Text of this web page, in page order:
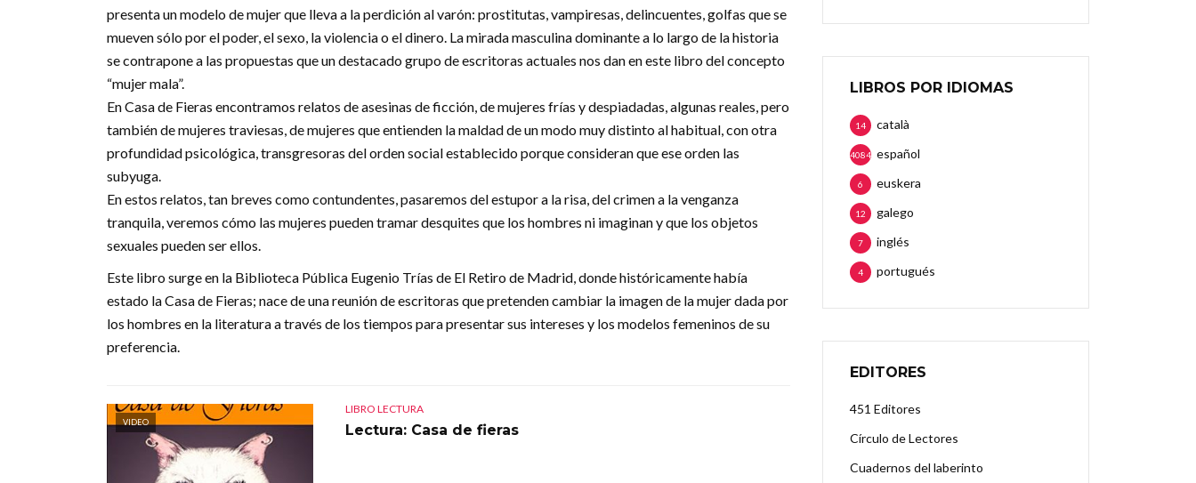
presenta un modelo de mujer que lleva a la perdición al varón: prostitutas, vampiresas, delincuentes, golfas que se
mueven sólo por el poder, el sexo, la violencia o el dinero. La mirada masculina dominante a lo largo de la historia
se contrapone a las propuestas que un destacado grupo de escritoras actuales nos dan en este libro del concepto
“mujer mala”.
En Casa de Fieras encontramos relatos de asesinas de ficción, de mujeres frías y despiadadas, algunas reales, pero
también de mujeres traviesas, de mujeres que entienden la maldad de un modo muy distinto al habitual, con otra
profundidad psicológica, transgresoras del orden social establecido porque consideran que ese orden las
subyuga.
En estos relatos, tan breves como contundentes, pasaremos del estupor a la risa, del crimen a la venganza
tranquila, veremos cómo las mujeres pueden tramar desquites que los hombres ni imaginan y que los objetos
sexuales pueden ser ellos.
Este libro surge en la Biblioteca Pública Eugenio Trías de El Retiro de Madrid, donde históricamente había
estado la Casa de Fieras; nace de una reunión de escritoras que pretenden cambiar la imagen de la mujer dada por
los hombres en la literatura a través de los tiempos para presentar sus intereses y los modelos femeninos de su
preferencia.
VIDEO
LIBRO LECTURA
Lectura: Casa de fieras
LIBROS POR IDIOMAS
català
14
español
4084
euskera
6
galego
12
inglés
7
portugués
4
EDITORES
451 Editores
Círculo de Lectores
Cuadernos del laberinto